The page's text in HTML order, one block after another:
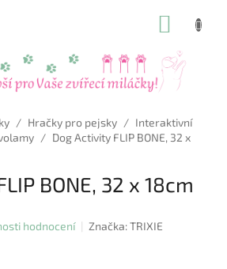
/ Hračky pro pejsky / Interaktivní
/ Dog Activity FLIP BONE, 32 x
BONE, 32 x 18cm
hodnocení Značka:TRIXIE